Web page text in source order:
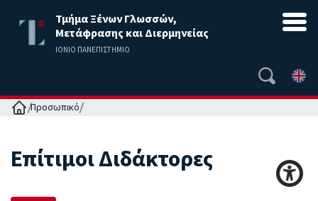
Τμήμα Ξένων Γλωσσών,
Μετάφρασης και Διερμηνείας
ΙΟΝΙΟ ΠΑΝΕΠΙΣΤΗΜΙΟ
Αρχική
Προσωπικό
Επίτιμοι Διδάκτορες